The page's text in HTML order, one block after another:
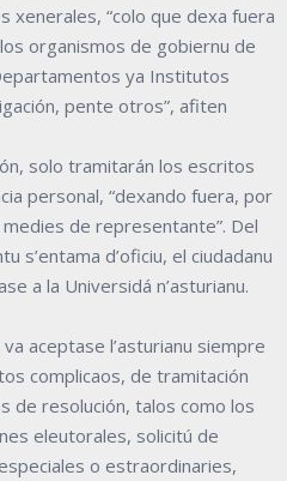
xenerales, “colo que dexa fuera
organismos de gobiernu de
ya Institutos
pente otros”, afiten
solo tramitarán los escritos
personal, “dexando fuera, por
de representante”. Del
s’entama d’oficiu, el ciudadanu
a la Universidá n’asturianu.
aceptase l’asturianu siempre
complicaos, de tramitación
de resolución, talos como los
eleutorales, solicitú de
o estraordinaries,